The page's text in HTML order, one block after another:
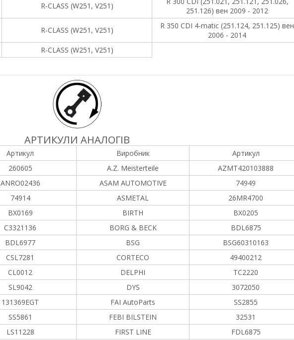
R-CLASS (W251, V251)
251.126) вен 2009 - 2012
R-CLASS (W251, V251)
R 350 CDI 4-matic (251.124, 251.125) вен
2006 - 2014
R-CLASS (W251, V251)
АРТИКУЛИ АНАЛОГІВ
Артикул Виробник
Артикул
260605 A.Z. Meisterteile
AZMT420103888
ANRO02436 ASAM AUTOMOTIVE
74949
74914 ASMETAL
26MR4700
BX0169 BIRTH
BX0205
C3321136 BORG & BECK
BDL6875
BDL6977 BSG
BSG60310163
CSL7281 CORTECO
49400212
CL0012 DELPHI
TC2220
SL9042 DYS
3072050
131369EGT FAI AutoParts
SS2855
SS5861 FEBI BILSTEIN
32531
LS11228 FIRST LINE
FDL6875